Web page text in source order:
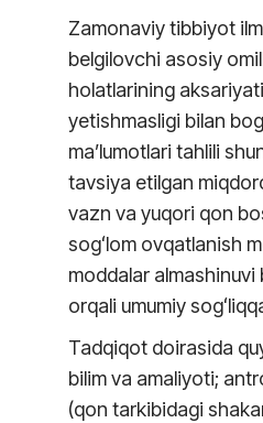
Zamonaviy tibbiyot
belgilovchi asosiy
holatlarining
yetishmasligi bilan
ma’lumotlari tahlili
tavsiya etilgan
vazn va yuqori qon
sogʻlom ovqatlanish
moddalar
orqali umumiy
Tadqiqot doirasida
bilim va amaliyoti;
(qon tarkibidagi